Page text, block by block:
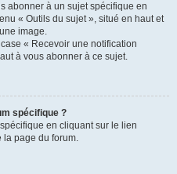
abonner à un sujet spécifique en
« Outils du sujet », situé en haut et
image.
« Recevoir une notification
à vous abonner à ce sujet.
spécifique ?
en cliquant sur le lien
la page du forum.